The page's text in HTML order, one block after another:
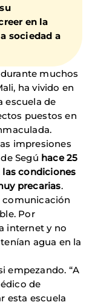
en la
sociedad a
durante muchos
ha vivido en
escuela de
puestos en
impresiones
Segú hace 25
las condiciones
precarias.
comunicación
Por
internet y no
agua en la
empezando. “A
de
esta escuela